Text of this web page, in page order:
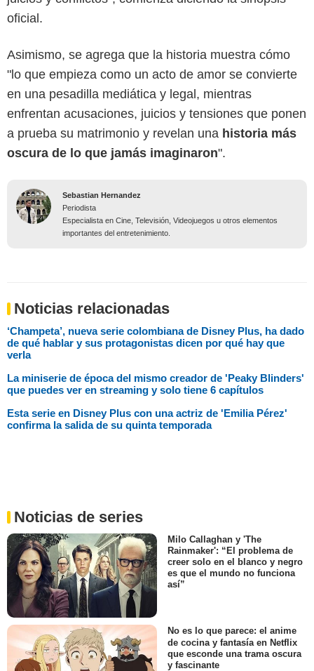
oficial.
Asimismo, se agrega que la historia muestra cómo
"lo que empieza como un acto de amor se convierte
en una pesadilla mediática y legal, mientras
enfrentan acusaciones, juicios y tensiones que ponen
a prueba su matrimonio y revelan una historia más
oscura de lo que jamás imaginaron".
Sebastian Hernandez
Periodista
Especialista en Cine, Televisión, Videojuegos u otros elementos
importantes del entretenimiento.
Noticias relacionadas
‘Champeta’, nueva serie colombiana de Disney Plus, ha dado
de qué hablar y sus protagonistas dicen por qué hay que
verla
La miniserie de época del mismo creador de 'Peaky Blinders'
que puedes ver en streaming y solo tiene 6 capítulos
Esta serie en Disney Plus con una actriz de 'Emilia Pérez'
confirma la salida de su quinta temporada
Noticias de series
Milo Callaghan y 'The
Rainmaker': “El problema de
creer solo en el blanco y negro
es que el mundo no funciona
así”
No es lo que parece: el anime
de cocina y fantasía en Netflix
que esconde una trama oscura
y fascinante